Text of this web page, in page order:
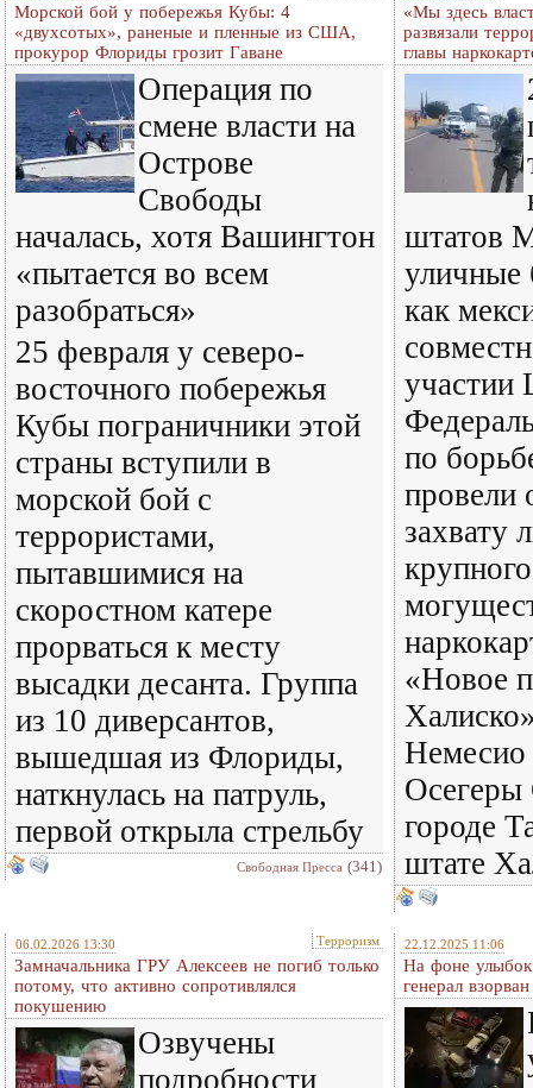
Морской бой у побережья Кубы: 4
«двухсотых», раненые и пленные из США,
прокурор Флориды грозит Гаване
Операция по
смене власти на
Острове
Свободы
началась, хотя Вашингтон
«пытается во всем
разобраться»
25 февраля у северо-
восточного побережья
Кубы пограничники этой
страны вступили в
морской бой с
террористами,
пытавшимися на
скоростном катере
прорваться к месту
высадки десанта. Группа
из 10 диверсантов,
вышедшая из Флориды,
наткнулась на патруль,
первой открыла стрельбу
Свободная Пресса (341)
«Мы здесь
развязали
главы
штатов
уличные
как
участии
по
провели
захвату
«Новое
Осегеры
городе
штате
06.02.2026 13:30 Терроризм
Замначальника ГРУ Алексеев не погиб только
потому, что активно сопротивлялся
покушению
Озвучены
подробности
22.12.2025 11:06
На фоне
генерал